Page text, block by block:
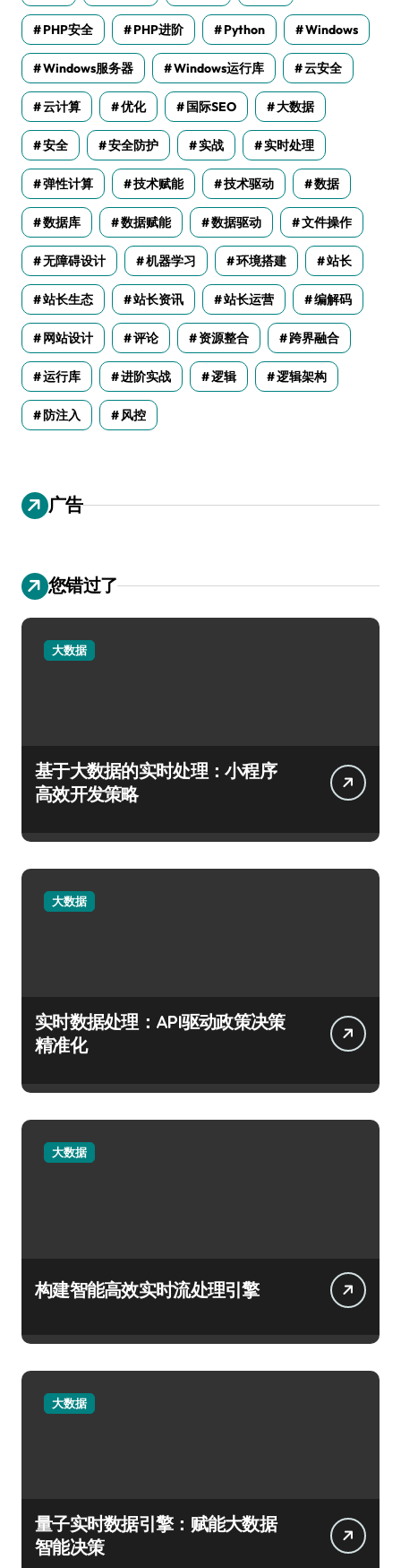
PHP安全 PHP进阶 Python Windows
Windows服务器 Windows运行库 云安全
云计算 优化 国际SEO 大数据
安全 安全防护 实战 实时处理
弹性计算 技术赋能 技术驱动 数据
数据库 数据赋能 数据驱动 文件操作
无障碍设计 机器学习 环境搭建 站长
站长生态 站长资讯 站长运营 编解码
网站设计 评论 资源整合 跨界融合
运行库 进阶实战 逻辑 逻辑架构
防注入 风控
广告
您错过了
大数据
基于大数据的实时处理：小程序
高效开发策略
大数据
实时数据处理：API驱动政策决策
精准化
大数据
构建智能高效实时流处理引擎
大数据
量子实时数据引擎：赋能大数据
智能决策